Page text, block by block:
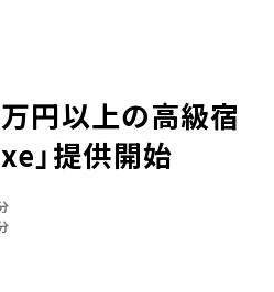
円以上の高級宿
」提供開始